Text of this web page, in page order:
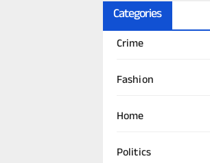
Categories
Crime
Fashion
Home
Politics